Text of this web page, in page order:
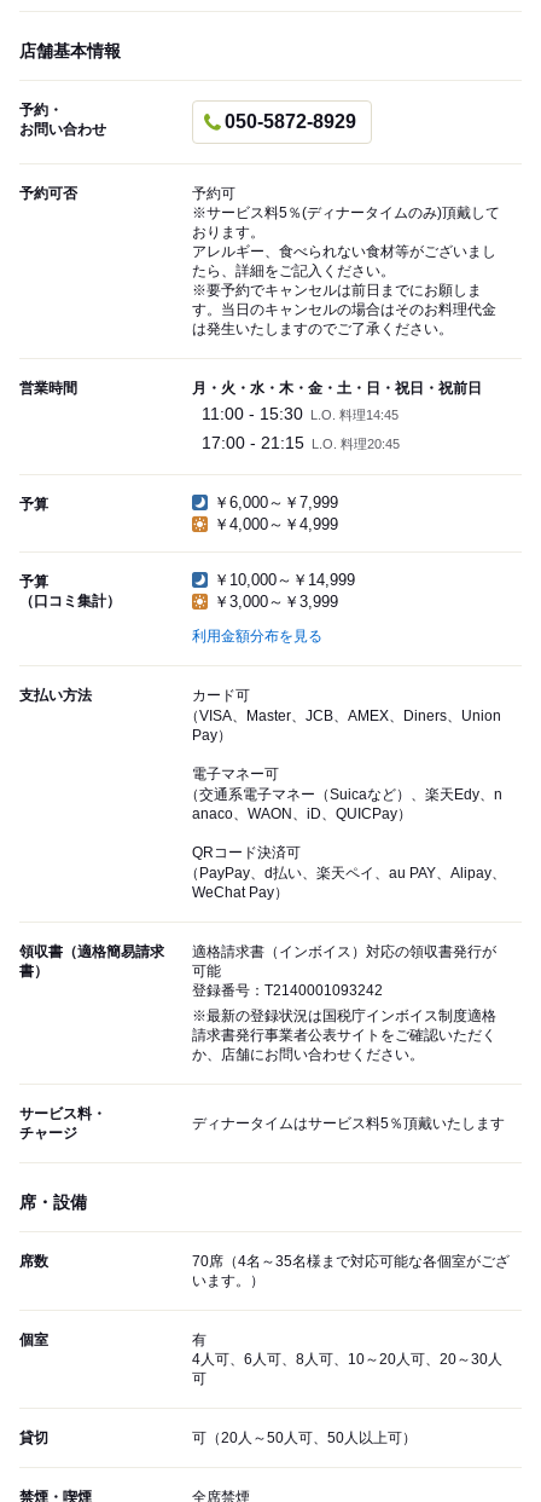
店舗基本情報
予約・
お問い合わせ
050-5872-8929
予約可否
予約可
※サービス料5％(ディナータイムのみ)頂戴して
おります。
アレルギー、食べられない食材等がございまし
たら、詳細をご記入ください。
※要予約でキャンセルは前日までにお願しま
す。当日のキャンセルの場合はそのお料理代金
は発生いたしますのでご了承ください。
営業時間 月・火・水・木・金・土・日・祝日・祝前日
11:00 - 15:30 L.O. 料理14:45
17:00 - 21:15 L.O. 料理20:45
予算
￥6,000～￥7,999
￥4,000～￥4,999
予算
（口コミ集計）
￥10,000～￥14,999
￥3,000～￥3,999
利用金額分布を見る
支払い方法
カード可
（VISA、Master、JCB、AMEX、Diners、Union
Pay）
電子マネー可
（交通系電子マネー（Suicaなど）、楽天Edy、n
anaco、WAON、iD、QUICPay）
QRコード決済可
（PayPay、d払い、楽天ペイ、au PAY、Alipay、
WeChat Pay）
領収書（適格簡易請求
書）
適格請求書（インボイス）対応の領収書発行が
可能
登録番号：T2140001093242
※最新の登録状況は国税庁インボイス制度適格
請求書発行事業者公表サイトをご確認いただく
か、店舗にお問い合わせください。
サービス料・
チャージ
ディナータイムはサービス料5％頂戴いたします
席・設備
席数
70席（4名～35名様まで対応可能な各個室がござ
います。）
個室
有
4人可、6人可、8人可、10～20人可、20～30人
可
貸切 可（20人～50人可、50人以上可）
禁煙・喫煙 全席禁煙